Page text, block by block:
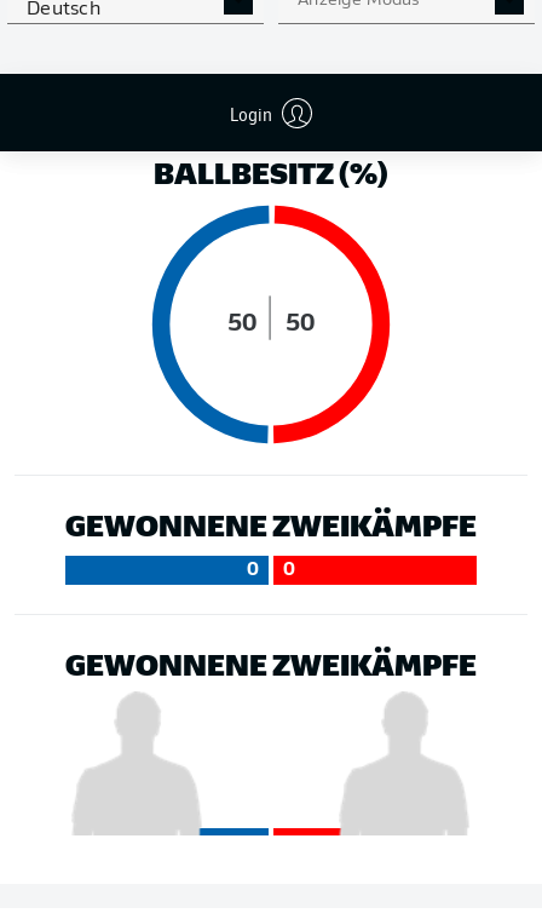
Deutsch
Login
LAUFDISTANZ (KM)
BALLBESITZ (%)
50 50
GEWONNENE ZWEIKÄMPFE
0 0
GEWONNENE ZWEIKÄMPFE